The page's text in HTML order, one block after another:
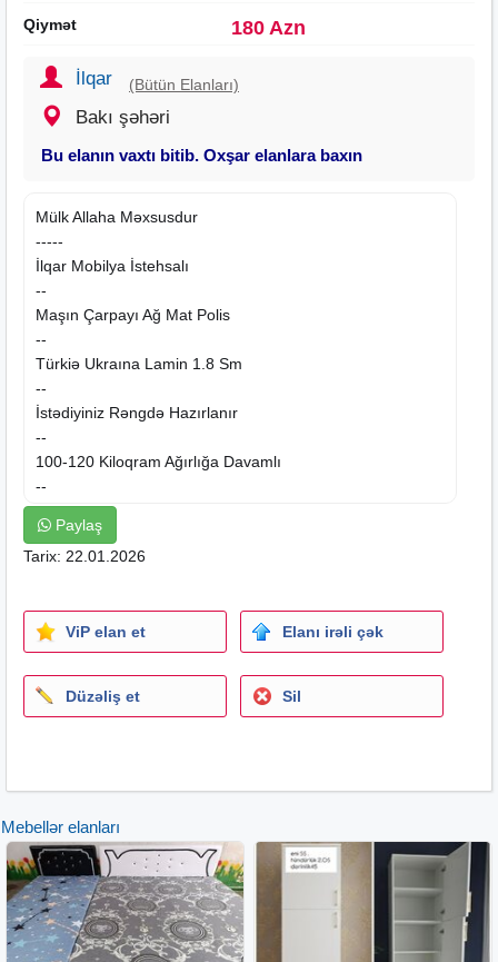
Qiymət
180 Azn
İlqar (Bütün Elanları)
Bakı şəhəri
Bu elanın vaxtı bitib. Oxşar elanlara baxın
Mülk Allaha Məxsusdur
--‐--
İlqar Mobilya İstehsalı
--
Maşın Çarpayı Ağ Mat Polis
--
Türkiə Ukraına Lamin 1.8 Sm
--
İstədiyiniz Rəngdə Hazırlanır
--
100-120 Kiloqram Ağırlığa Davamlı
--
Ad Təvəllüd Yazılması Hədiyyə
--
Maşın Çarpayı Özü 180 M
Maşın Çarpayı PlasmasTəkər250 M
--‐--
Ortopedik Purjunlu Matras 70 M
--
Qabağa İşıq 20 M
--
Baza 70 M
--
Tumuçqa 80 M
--
Çarpayı İçi 170-85 Sm
Paylaş
Tarix: 22.01.2026
ViP elan et Elanı irəli çək
Düzəliş et Sil
Mebellər elanları